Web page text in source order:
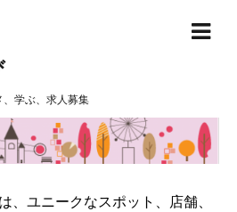
学ぶ、求人募集
ユニークなスポット、店舗、